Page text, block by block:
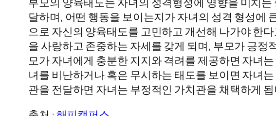
달하며, 어떤 행동을 보이는지가 자녀의 성격 형성에
으로 자신의 양육태도를 고민하고 개선해 나가야 한
을 사랑하고 존중하는 자세를 갖게 되며, 부모가 긍
모가 자녀에게 충분한 지지와 격려를 제공하면 자녀
녀를 비난하거나 혹은 무시하는 태도를 보이면 자녀
관을 전달하면 자녀는 부정적인 가치관을 채택하게